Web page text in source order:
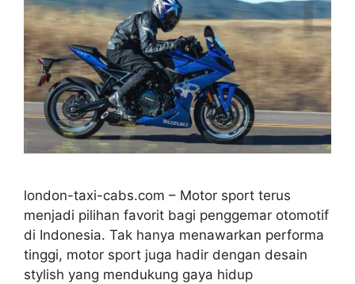
london-taxi-cabs.com – Motor sport terus
menjadi pilihan favorit bagi penggemar otomotif
di Indonesia. Tak hanya menawarkan performa
tinggi, motor sport juga hadir dengan desain
stylish yang mendukung gaya hidup